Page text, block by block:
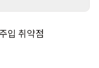
입 취약점